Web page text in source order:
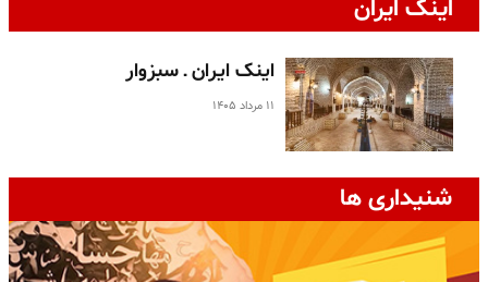
اینک ایران
اینک ایران ـ سبزوار
۱۱ مرداد ۱۴۰۵
شنیداری ها